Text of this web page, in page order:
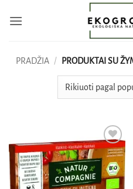
PRADŽIA / PRODUKTAI SU
Pridėti
į norų
sąrašą